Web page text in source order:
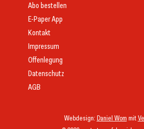
Webdesign: Daniel Wom mit
Abo bestellen
E-Paper App
Kontakt
Impressum
Offenlegung
Datenschutz
AGB